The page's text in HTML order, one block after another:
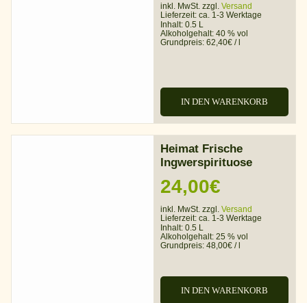
inkl. MwSt. zzgl. Versand
Lieferzeit: ca. 1-3 Werktage
Inhalt: 0.5 L
Alkoholgehalt: 40 % vol
Grundpreis: 62,40€ /l
IN DEN WARENKORB
Heimat Frische
Ingwerspirituose
24,00€
inkl. MwSt. zzgl. Versand
Lieferzeit: ca. 1-3 Werktage
Inhalt: 0.5 L
Alkoholgehalt: 25 % vol
Grundpreis: 48,00€ /l
IN DEN WARENKORB